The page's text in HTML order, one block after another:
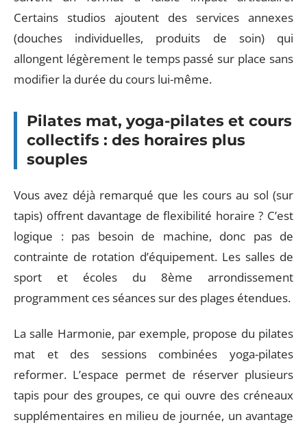
Certains studios ajoutent des services annexes
(douches individuelles, produits de soin) qui
allongent légèrement le temps passé sur place sans
modifier la durée du cours lui-même.
Pilates mat, yoga-pilates et cours
collectifs : des horaires plus
souples
Vous avez déjà remarqué que les cours au sol (sur
tapis) offrent davantage de flexibilité horaire ? C’est
logique : pas besoin de machine, donc pas de
contrainte de rotation d’équipement. Les salles de
sport et écoles du 8ème arrondissement
programment ces séances sur des plages étendues.
La salle Harmonie, par exemple, propose du pilates
mat et des sessions combinées yoga-pilates
reformer. L’espace permet de réserver plusieurs
tapis pour des groupes, ce qui ouvre des créneaux
supplémentaires en milieu de journée, un avantage